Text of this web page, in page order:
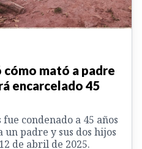
mató a padre
encarcelado 45
condenado a 45 años
padre y sus dos hijos
de abril de 2025.